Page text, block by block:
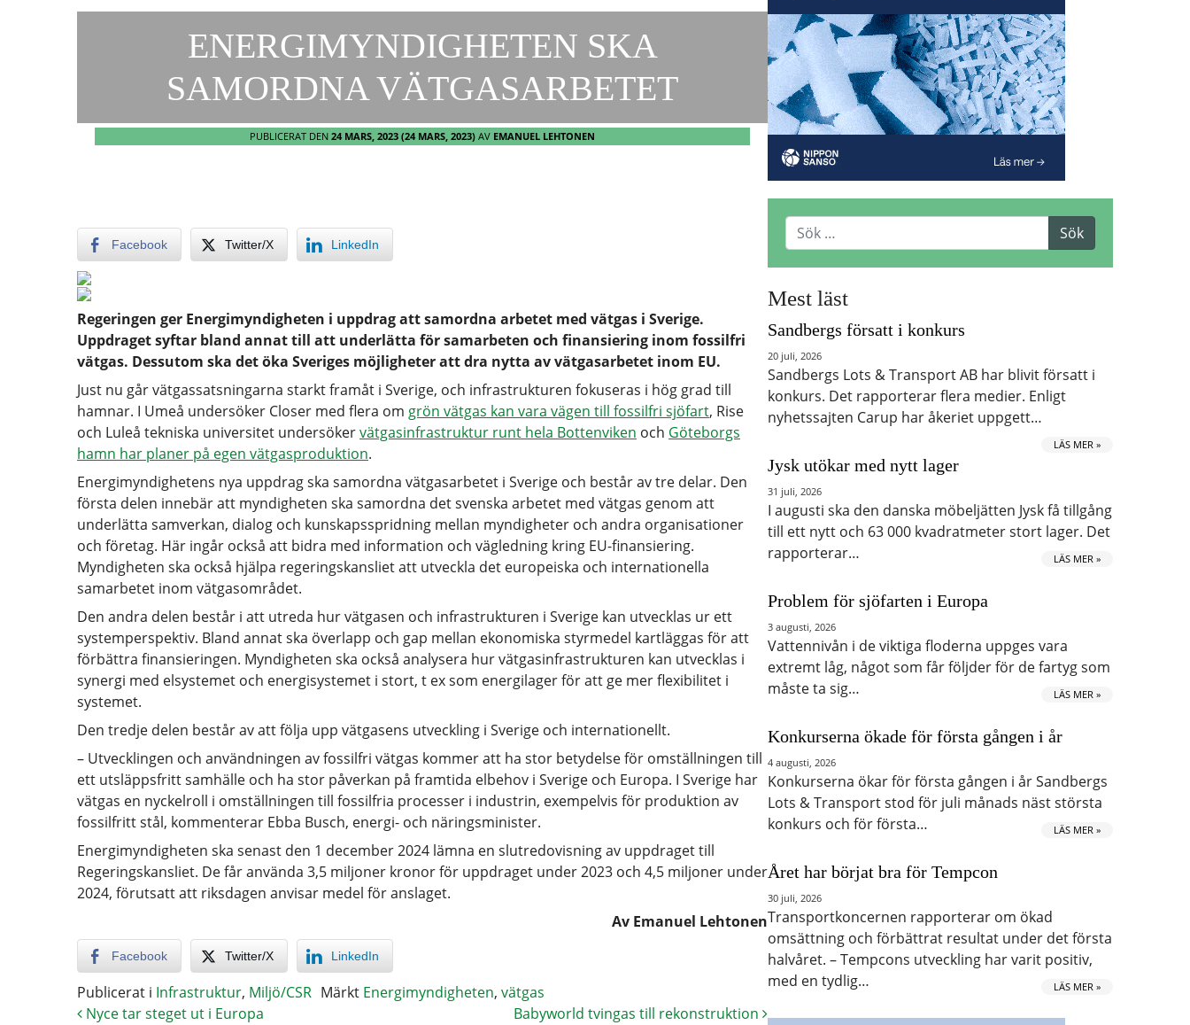
ENERGIMYNDIGHETEN SKA
SAMORDNA VÄTGASARBETET
PUBLICERAT DEN 24 MARS, 2023 (24 MARS, 2023) AV EMANUEL LEHTONEN
Facebook Twitter/X LinkedIn
Regeringen ger Energimyndigheten i uppdrag att samordna arbetet med vätgas i Sverige.
Uppdraget syftar bland annat till att underlätta för samarbeten och finansiering inom fossilfri
vätgas. Dessutom ska det öka Sveriges möjligheter att dra nytta av vätgasarbetet inom EU.
Just nu går vätgassatsningarna starkt framåt i Sverige, och infrastrukturen fokuseras i hög grad till
hamnar. I Umeå undersöker Closer med flera om grön vätgas kan vara vägen till fossilfri sjöfart, Rise
och Luleå tekniska universitet undersökervätgasinfrastruktur runt hela Bottenviken och Göteborgs
hamn har planer på egen vätgasproduktion.
Energimyndighetens nya uppdrag ska samordna vätgasarbetet i Sverige och består av tre delar. Den
första delen innebär att myndigheten ska samordna det svenska arbetet med vätgas genom att
underlätta samverkan, dialog och kunskapsspridning mellan myndigheter och andra organisationer
och företag. Här ingår också att bidra med information och vägledning kring EU-finansiering.
Myndigheten ska också hjälpa regeringskansliet att utveckla det europeiska och internationella
samarbetet inom vätgasområdet.
Den andra delen består i att utreda hur vätgasen och infrastrukturen i Sverige kan utvecklas ur ett
systemperspektiv. Bland annat ska överlapp och gap mellan ekonomiska styrmedel kartläggas för att
förbättra finansieringen. Myndigheten ska också analysera hur vätgasinfrastrukturen kan utvecklas i
synergi med elsystemet och energisystemet i stort, t ex som energilager för att ge mer flexibilitet i
systemet.
Den tredje delen består av att följa upp vätgasens utveckling i Sverige och internationellt.
– Utvecklingen och användningen av fossilfri vätgas kommer att ha stor betydelse för omställningen till
ett utsläppsfritt samhälle och ha stor påverkan på framtida elbehov i Sverige och Europa. I Sverige har
vätgas en nyckelroll i omställningen till fossilfria processer i industrin, exempelvis för produktion av
fossilfritt stål, kommenterar Ebba Busch, energi- och näringsminister.
Energimyndigheten ska senast den 1 december 2024 lämna en slutredovisning av uppdraget till
Regeringskansliet. De får använda 3,5 miljoner kronor för uppdraget under 2023 och 4,5 miljoner under
2024, förutsatt att riksdagen anvisar medel för anslaget.
Av Emanuel Lehtonen
Facebook Twitter/X LinkedIn
Publicerat i Infrastruktur, Miljö/CSR Märkt Energimyndigheten, vätgas
Nyce tar steget ut i Europa
Babyworld tvingas till rekonstruktion
Mest läst
Sandbergs försatt i konkurs
20 juli, 2026
Sandbergs Lots & Transport AB har blivit försatt i
konkurs. Det rapporterar flera medier. Enligt
nyhetssajten Carup har åkeriet uppgett…
LÄS MER »
Jysk utökar med nytt lager
31 juli, 2026
I augusti ska den danska möbeljätten Jysk få tillgång
till ett nytt och 63 000 kvadratmeter stort lager. Det
rapporterar…
LÄS MER »
Problem för sjöfarten i Europa
3 augusti, 2026
Vattennivån i de viktiga floderna uppges vara
extremt låg, något som får följder för de fartyg som
måste ta sig…
LÄS MER »
Konkurserna ökade för första gången i år
4 augusti, 2026
Konkurserna ökar för första gången i år Sandbergs
Lots & Transport stod för juli månads näst största
konkurs och för första…
LÄS MER »
Året har börjat bra för Tempcon
30 juli, 2026
Transportkoncernen rapporterar om ökad
omsättning och förbättrat resultat under det första
halvåret. – Tempcons utveckling har varit positiv,
med en tydlig…
LÄS MER »